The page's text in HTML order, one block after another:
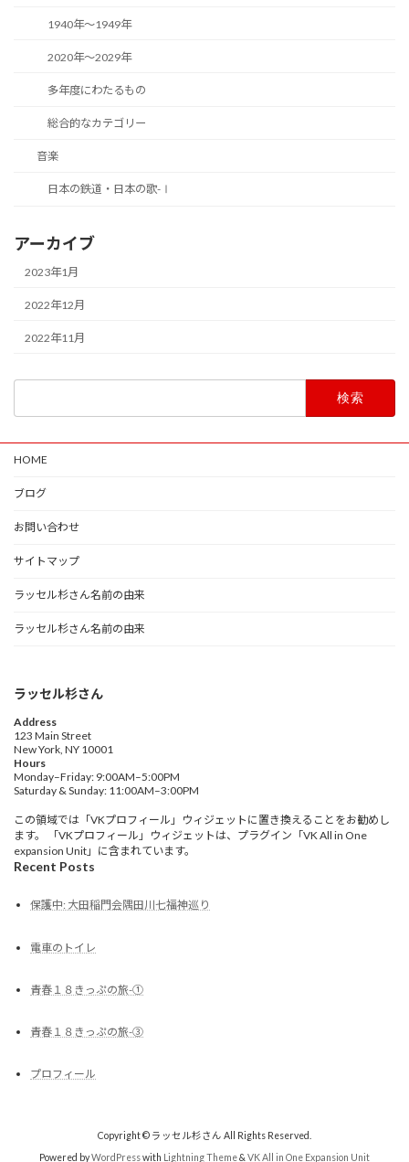
1940年～1949年
2020年～2029年
多年度にわたるもの
総合的なカテゴリー
音楽
日本の鉄道・日本の歌-Ⅰ
アーカイブ
2023年1月
2022年12月
2022年11月
HOME
ブログ
お問い合わせ
サイトマップ
ラッセル杉さん名前の由来
ラッセル杉さん名前の由来
ラッセル杉さん
Address
123 Main Street
New York, NY 10001
Hours
Monday–Friday: 9:00AM–5:00PM
Saturday & Sunday: 11:00AM–3:00PM
この領域では「VKプロフィール」ウィジェットに置き換えることをお勧めし
ます。 「VKプロフィール」ウィジェットは、プラグイン「VK All in One
expansion Unit」に含まれています。
Recent Posts
保護中: 大田稲門会隅田川七福神巡り
電車のトイレ
青春１８きっぷの旅-①
青春１８きっぷの旅-③
プロフィール
Copyright © ラッセル杉さん All Rights Reserved.
Powered byWordPresswith Lightning Theme& VK All in One Expansion Unit